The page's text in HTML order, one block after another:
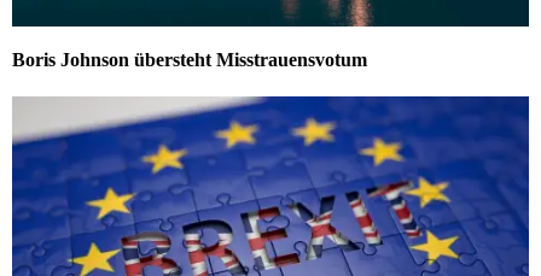
Boris Johnson übersteht Misstrauensvotum